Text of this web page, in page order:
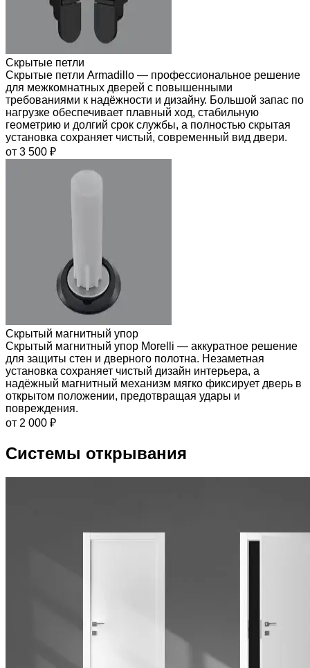
Скрытые петли
Скрытые петли Armadillo — профессиональное решение
для межкомнатных дверей с повышенными
требованиями к надёжности и дизайну. Большой запас по
нагрузке обеспечивает плавный ход, стабильную
геометрию и долгий срок службы, а полностью скрытая
установка сохраняет чистый, современный вид двери.
от 3 500 ₽
Скрытый магнитный упор
Скрытый магнитный упор Morelli — аккуратное решение
для защиты стен и дверного полотна. Незаметная
установка сохраняет чистый дизайн интерьера, а
надёжный магнитный механизм мягко фиксирует дверь в
открытом положении, предотвращая удары и
повреждения.
от 2 000 ₽
Системы открывания